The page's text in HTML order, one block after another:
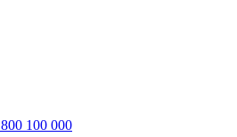
800 100 000